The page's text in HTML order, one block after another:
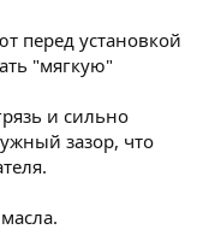
перед установкой
"мягкую"
и сильно
зазор, что